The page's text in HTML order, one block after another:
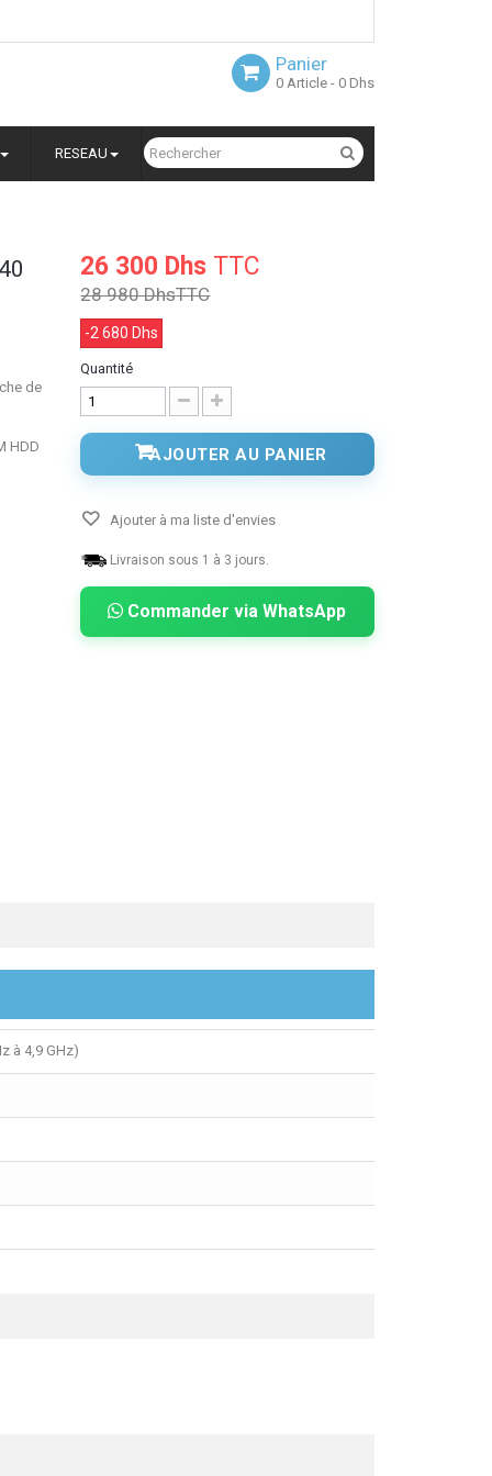
Panier
0 Article - 0 Dhs
RESEAU
de
HDD
26 300 Dhs TTC
28 980 DhsTTC
-2 680 Dhs
Quantité
AJOUTER AU PANIER
Ajouter à ma liste d'envies
Livraison sous 1 à 3 jours.
Commander via WhatsApp
à 4,9 GHz)